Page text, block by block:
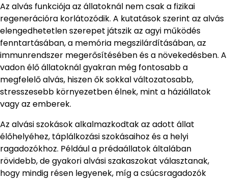
Az alvás funkciója az állatoknál nem csak a fizikai
regenerációra korlátozódik. A kutatások szerint az alvás
elengedhetetlen szerepet játszik az agyi működés
fenntartásában, a memória megszilárdításában, az
immunrendszer megerősítésében és a növekedésben. A
vadon élő állatoknál gyakran még fontosabb a
megfelelő alvás, hiszen ők sokkal változatosabb,
stresszesebb környezetben élnek, mint a háziállatok
vagy az emberek.
Az alvási szokások alkalmazkodtak az adott állat
élőhelyéhez, táplálkozási szokásaihoz és a helyi
ragadozókhoz. Például a prédaállatok általában
rövidebb, de gyakori alvási szakaszokat választanak,
hogy mindig résen legyenek, míg a csúcsragadozók